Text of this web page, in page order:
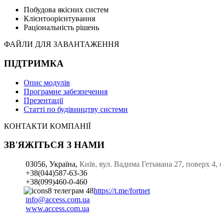
Побудова якісних систем
Клієнтоорієнтування
Раціональність рішень
ФАЙЛИ ДЛЯ ЗАВАНТАЖЕННЯ
ПІДТРИМКА
Опис модулів
Програмне забезпечення
Презентації
Статті по будівництву системи
КОНТАКТИ КОМПАНІЇ
ЗВ'ЯЖІТЬСЯ З НАМИ
03056, Україна, Київ, вул. Вадима Гетьмана 27, поверх
+38(044)587-63-36
+38(099)460-0-460
https://t.me/fortnet
info@access.com.ua
www.access.com.ua